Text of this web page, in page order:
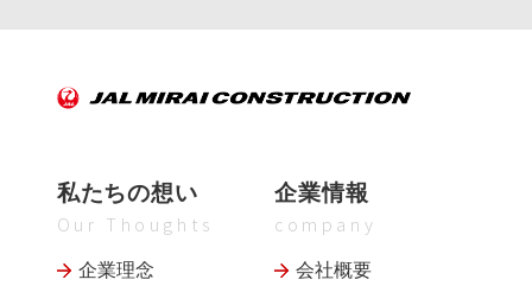
私たちの想い
Our Thoughts
企業理念
企業情報
company
会社概要